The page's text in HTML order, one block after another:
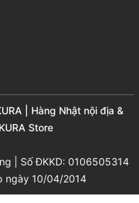
| Hàng Nhật nội địa &
Store
| Số ĐKKD: 0106505314
ngày 10/04/2014